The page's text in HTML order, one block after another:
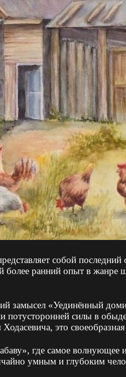
собой
более ранний опыт в
замысел «Уединённый
потусторонней силы в
это
где самое волнующее
умным и глубоким